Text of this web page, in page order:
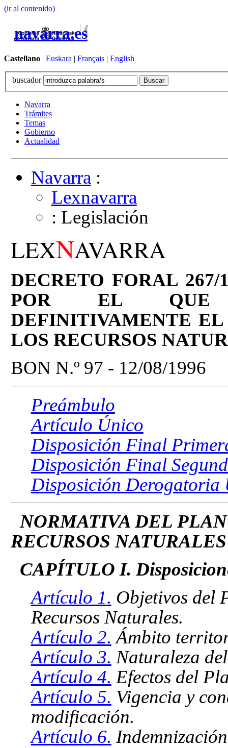
(ir al contenido)
navarra.es
Castellano | Euskara | Français | English
buscador
Navarra
Trámites
Temas
Gobierno
Actualidad
Navarra:
Lexnavarra
: Legislación
LEXNAVARRA
DECRETO FORAL
POR EL QUE
DEFINITIVAMENTE
LOS RECURSOS
BON N.º 97 - 12/08/1996
Preámbulo
Artículo Único
Disposición Final
Disposición Final
Disposición Derogatoria
NORMATIVA DEL
RECURSOS
CAPÍTULO I.
Artículo 1. Objetivos del
Recursos Naturales.
Artículo 2. Ámbito
Artículo 3. Naturaleza
Artículo 4. Efectos del
Artículo 5. Vigencia y
modificación.
Artículo 6.